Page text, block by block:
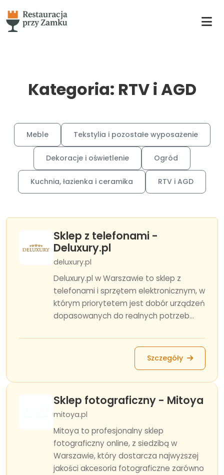
Kategoria: RTV i AGD
Meble Tekstylia i pozostałe wyposażenie
Dekoracje i oświetlenie Ogród
Kuchnia, łazienka i ceramika RTV i AGD
Sklep z telefonami -
Deluxury.pl
deluxury.pl
Deluxury.pl w Warszawie to sklep z
telefonami i sprzętem elektronicznym, w
którym priorytetem jest dobór urządzeń
dopasowanych do realnych potrzeb...
Szczegóły
Sklep fotograficzny - Mitoya
mitoya.pl
Mitoya to profesjonalny sklep
fotograficzny online, z siedzibą w
Warszawie, który dostarcza najwyższej
jakości akcesoria fotograficzne zarówno